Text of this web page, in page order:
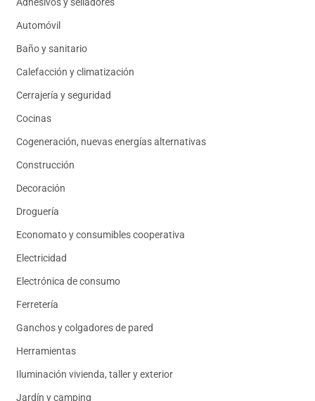
Automóvil
Baño y sanitario
Calefacción y climatización
Cerrajería y seguridad
Cocinas
Cogeneración, nuevas energías alternativas
Construcción
Decoración
Droguería
Economato y consumibles cooperativa
Electricidad
Electrónica de consumo
Ferretería
Ganchos y colgadores de pared
Herramientas
Iluminación vivienda, taller y exterior
Jardín y camping